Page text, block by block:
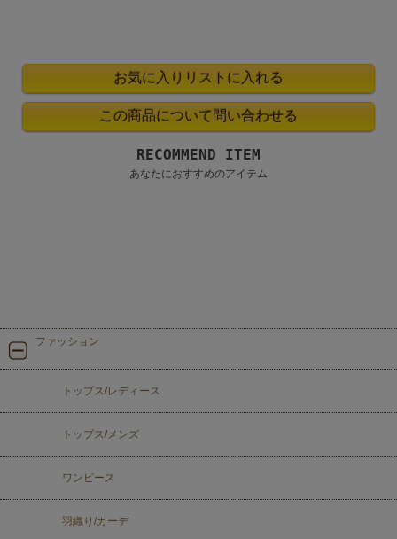
RECOMMEND ITEM
あなたにおすすめのアイテム
ファッション
トップス/レディース
トップス/メンズ
ワンピース
羽織り/カーデ